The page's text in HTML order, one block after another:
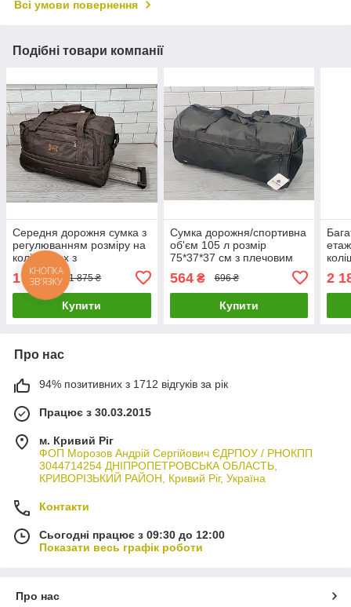
Всі умови повернення
Подібні товари компанії
Середня дорожня сумка з
регулюванням розміру на
коліщатках з
телескопічною ручкою 811
1 500₴ 1 875 ₴
Купити
Сумка дорожня/спортивна
об'єм 105 л розмір
75*37*37 см з плечовим
564₴ 696 ₴
Купити
2
Про нас
94% позитивних з 1712 відгуків за рік
Працює з 30.03.2015
м. Кривий Ріг
ФОП Морозов Андрій Сергійович ЄДРПОУ / РНОКПП
3044714254 ДНІПРОПЕТРОВСЬКА ОБЛАСТЬ,
КРИВОРІЗЬКИЙ РАЙОН, Кривий Ріг, Україна
Контакти
Сьогодні працює з 09:30 до 12:00
Показати весь графік роботи
Про нас